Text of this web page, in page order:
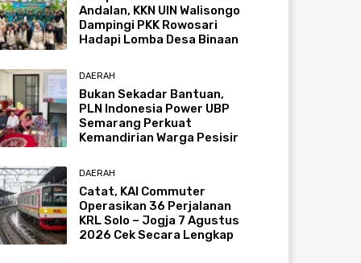
Andalan, KKN UIN Walisongo
Dampingi PKK Rowosari
Hadapi Lomba Desa Binaan
DAERAH
Bukan Sekadar Bantuan,
PLN Indonesia Power UBP
Semarang Perkuat
Kemandirian Warga Pesisir
DAERAH
Catat, KAI Commuter
Operasikan 36 Perjalanan
KRL Solo – Jogja 7 Agustus
2026 Cek Secara Lengkap